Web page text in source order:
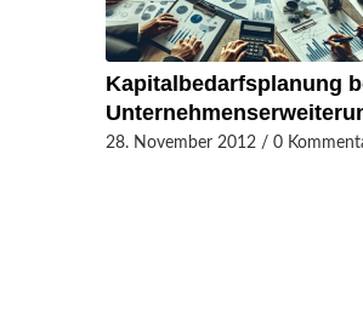
Kapitalbedarfsplanung
28. November 2012 / 0